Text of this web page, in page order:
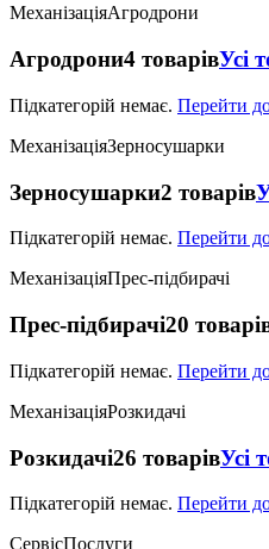
МеханізаціяАгродрони
Агродрони4 товарівУсі
Підкатегорій немає. Перейти
МеханізаціяЗерносушарки
Зерносушарки2 товарів
Підкатегорій немає. Перейти
МеханізаціяПрес-підбирачі
Прес-підбирачі20
Підкатегорій немає. Перейти
МеханізаціяРозкидачі
Розкидачі26 товарівУсі
Підкатегорій немає. Перейти
СервісПослуги